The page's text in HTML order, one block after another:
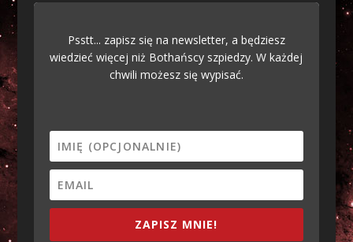
Psstt... zapisz się na newsletter, a będziesz
wiedzieć więcej niż Bothańscy szpiedzy. W każdej
chwili możesz się wypisać.
ZAPISZ MNIE!